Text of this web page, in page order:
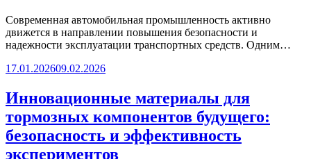
Современная автомобильная промышленность активно
движется в направлении повышения безопасности и
надежности эксплуатации транспортных средств. Одним…
17.01.202609.02.2026
Инновационные материалы для
тормозных компонентов будущего:
безопасность и эффективность
экспериментов